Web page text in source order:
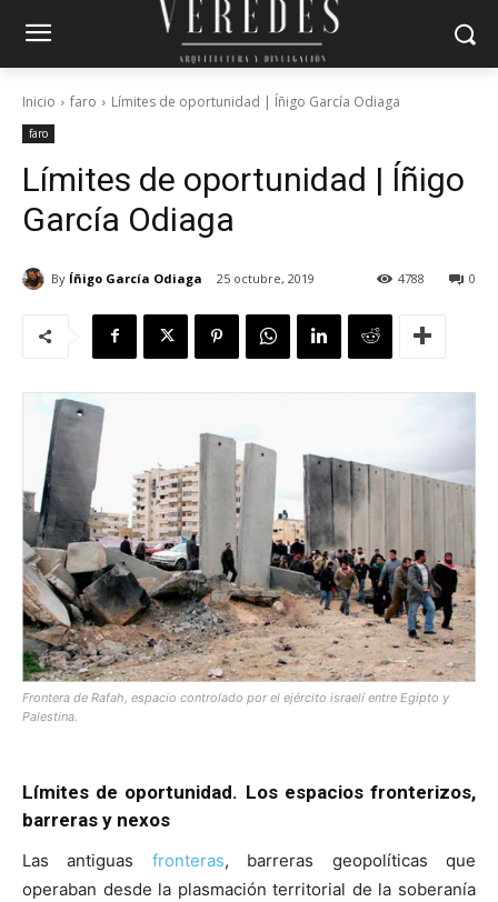
Inicio faro Límites de oportunidad | Íñigo García Odiaga
faro
Límites de oportunidad | Íñigo
García Odiaga
By Íñigo García Odiaga 25 octubre, 2019 0
4788
Frontera de Rafah, espacio controlado por el ejército israelí entre Egipto y
Palestina.
Límites de oportunidad. Los espacios fronterizos,
barreras y nexos
Las antiguas fronteras, barreras geopolíticas que
operaban desde la plasmación territorial de la soberanía